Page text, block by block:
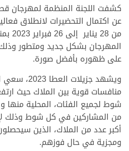
كشفت اللجنة المنظمة لمهرجان
عن اكتمال التحضيرات لانطلاق
من
المهرجان بشكل جديد ومتطور
على ظهوره بأفضل صورة.
ويشهد
من المشاركين في كل شوط وذلك
أكبر عدد من الملاك، الذين
ومجزية في حال فوزهم.